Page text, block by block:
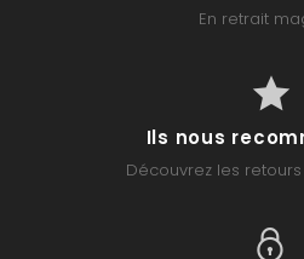
En retrait
Ils nous
Découvrez les